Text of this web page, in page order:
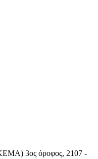
3ος όροφος, 2107 -